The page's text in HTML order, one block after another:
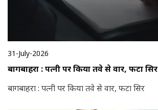
31-July-2026
बागबाहरा : पत्नी पर किया तवे से वार, फटा सिर
बागबाहरा : पत्नी पर किया तवे से वार, फटा सिर